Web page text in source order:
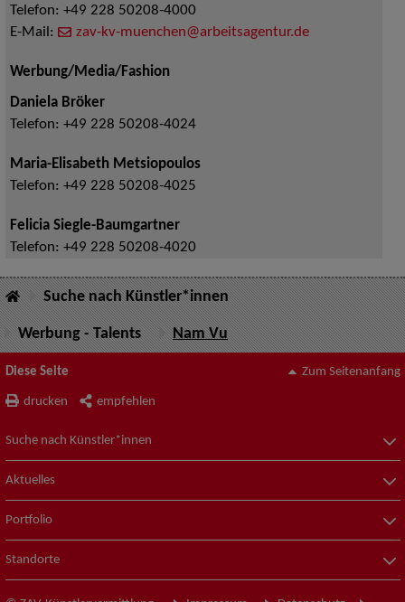
Telefon: +49 228 50208-4000
E-Mail:
zav-kv-muenchen@arbeitsagentur.de
Werbung/Media/Fashion
Daniela Bröker
Telefon: +49 228 50208-4024
Maria-Elisabeth Metsiopoulos
Telefon: +49 228 50208-4025
Felicia Siegle-Baumgartner
Telefon: +49 228 50208-4020
Suche nach Künstler*innen
Werbung - Talents Nam Vu
Diese Seite
drucken empfehlen
Zum Seitenanfang
Suche nach Künstler*innen
Aktuelles
Portfolio
Standorte